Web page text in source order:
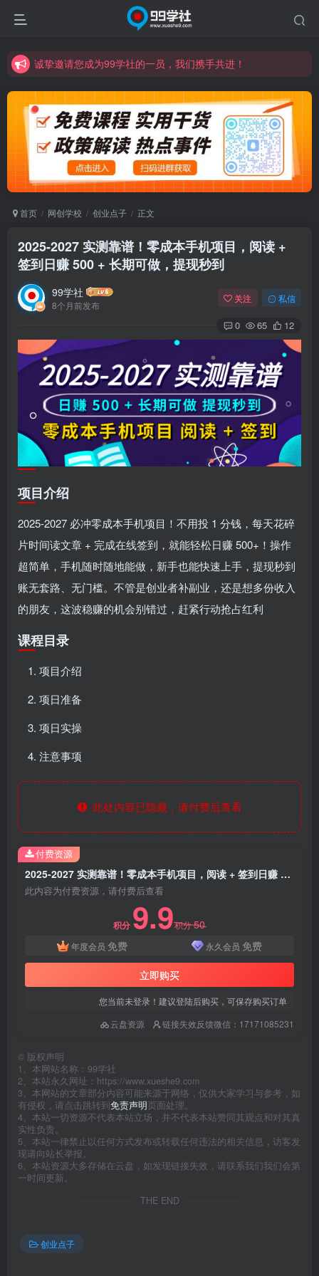
诚挚邀请您成为99学社的一员，我们携手共进！
诚挚邀请您成为99学社的一员，我们携手共进！
学习路上不孤独，99学社与你同行！分享全网优质VIP资源，炒股教程、创业教程、网络营销教程、自媒体短视频教程等，长期更新各大精品创业项目！
首页 网创学校 创业点子 正文
2025-2027 实测靠谱！零成本手机项目，阅读 +
签到日赚 500 + 长期可做，提现秒到
99学社
8个月前发布
关注 私信
0 65 12
项目介绍
2025-2027 必冲零成本手机项目！不用投 1 分钱，每天花碎
片时间读文章 + 完成在线签到，就能轻松日赚 500+！操作
超简单，手机随时随地能做，新手也能快速上手，提现秒到
账无套路、无门槛。不管是创业者补副业，还是想多份收入
的朋友，这波稳赚的机会别错过，赶紧行动抢占红利
课程目录
项目介绍
项日准备
项日实操
注意事项
此处内容已隐藏，请付费后查看
2025-2027 实测靠谱！零成本手机项目，阅读 + 签到日赚 500 + 长期可做，提现秒到
此内容为付费资源，请付费后查看
积分 9.9积分50
年度会员 免费 永久会员 免费
立即购买
您当前未登录！建议登陆后购买，可保存购买订单
云盘资源
链接失效反馈微信：17171085231
付费资源
© 版权声明
1、本网站名称：99学社
2、本站永久网址：https://www.xueshe9.com
3、本网站的文章部分内容可能来源于网络，仅供大家学习与参考，如
有侵权，请点击跳转到免责声明页面处理。
4、本站一切资源不代表本站立场，并不代表本站赞同其观点和对其真
实性负责。
5、本站一律禁止以任何方式发布或转载任何违法的相关信息，访客发
现请向站长举报。
6、本站资源大多存储在云盘，如发现链接失效，请联系我们我们会第
一时间更新。
THE END
创业点子